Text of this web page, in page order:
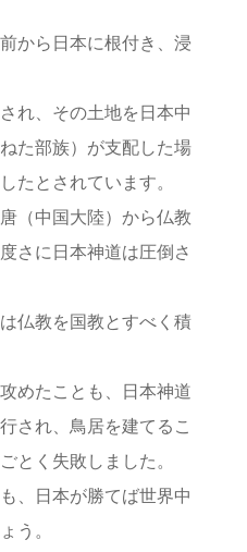
から日本に根付き、浸
れ、その土地を日本中
た部族）が支配した場
たとされています。
（中国大陸）から仏教
さに日本神道は圧倒さ
仏教を国教とすべく積
めたことも、日本神道
され、鳥居を建てるこ
とく失敗しました。
、日本が勝てば世界中
う。